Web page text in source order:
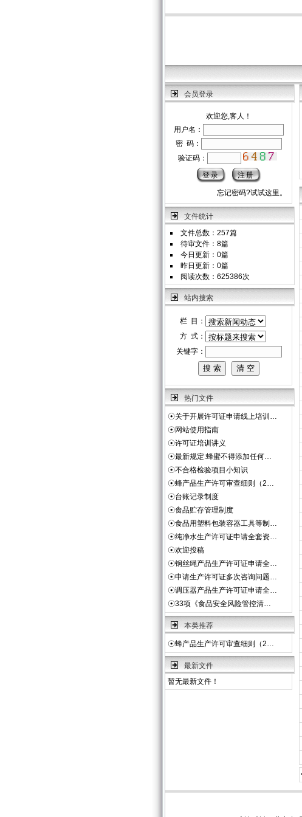
会员登录
欢迎您,客人！
用户名：
密 码：
验证码：
忘记密码?试试这里。
文件统计
文件总数：257篇
待审文件：8篇
今日更新：0篇
昨日更新：0篇
阅读次数：625386次
站内搜索
栏 目：
方 式：
关键字：
热门文件
☉关于开展许可证申请线上培训…
☉网站使用指南
☉许可证培训讲义
☉最新规定:蜂蜜不得添加任何…
☉不合格检验项目小知识
☉蜂产品生产许可审查细则（2…
☉台账记录制度
☉食品贮存管理制度
☉食品用塑料包装容器工具等制…
☉纯净水生产许可证申请全套资…
☉欢迎投稿
☉钢丝绳产品生产许可证申请全…
☉申请生产许可证多次咨询问题…
☉调压器产品生产许可证申请全…
☉33项《食品安全风险管控清…
本类推荐
☉蜂产品生产许可审查细则（2…
最新文件
暂无最新文件！